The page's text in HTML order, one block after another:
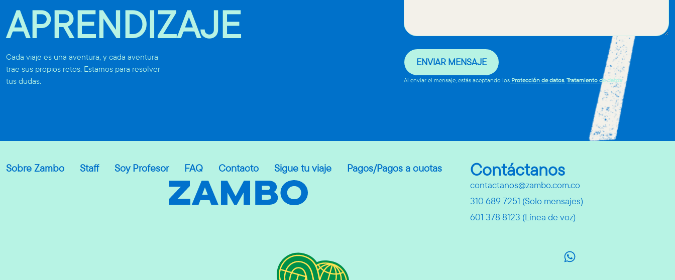
APRENDIZAJE
Cada viaje es una aventura, y cada aventura
trae sus propios retos. Estamos para resolver
tus dudas.
ENVIAR MENSAJE
Al enviar el mensaje, estás aceptando los Protección de datos. Tratamiento de datos
Sobre Zambo Staff Soy Profesor FAQ Contacto Sigue tu viaje Pagos/Pagos a cuotas Contáctanos
contactanos@zambo.com.co
310 689 7251 (Solo mensajes)
601 378 8123 (Línea de voz)